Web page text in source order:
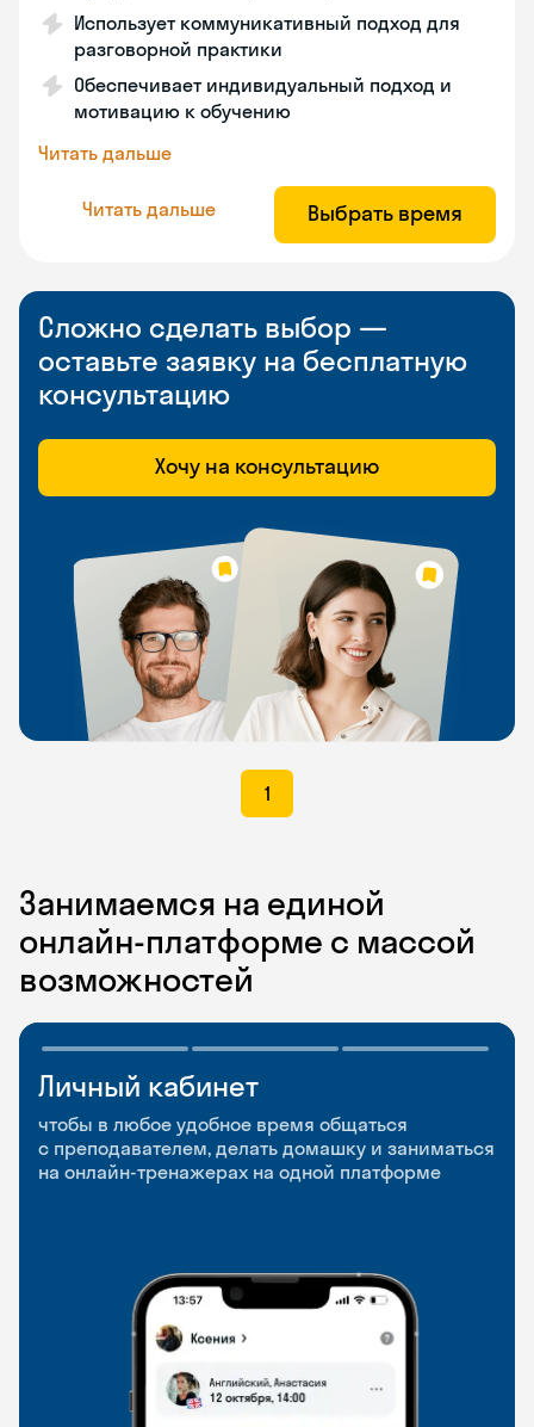
Использует коммуникативный подход для
разговорной практики
Обеспечивает индивидуальный подход и
мотивацию к обучению
Читать дальше
Читать дальше Выбрать время
Сложно сделать выбор —
оставьте заявку на бесплатную
консультацию
Хочу на консультацию
1
Занимаемся на единой
онлайн-платформе с массой
возможностей
Личный кабинет
чтобы в любое удобное время общаться
с преподавателем, делать домашку и заниматься
на онлайн-тренажерах на одной платформе
Мобильное
приложение
чтобы заниматься и изучать новые слова где
и когда удобно
Разговорные клубы
и Talks
Групповые занятия для разговорной практики
и индивидуальные встречи с преподавателями